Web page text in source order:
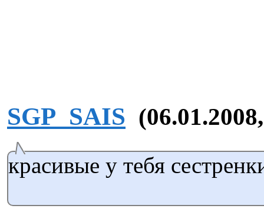
SGP_SAIS
красивые у тебя